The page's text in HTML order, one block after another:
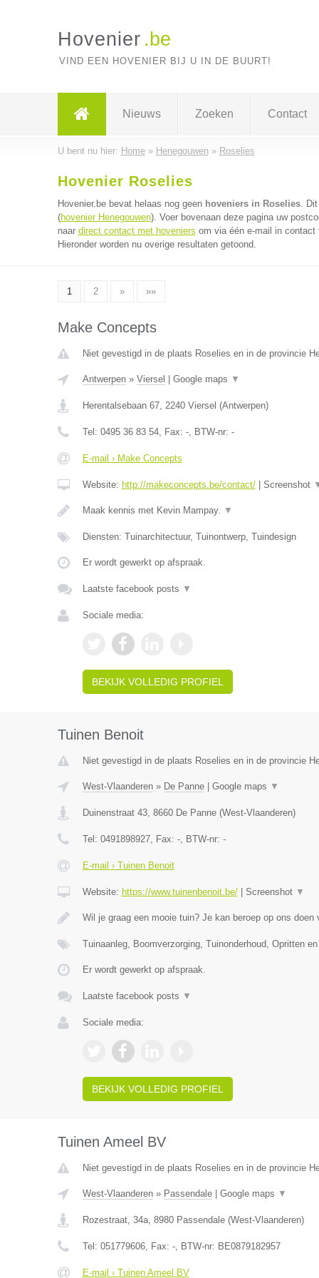
Hovenier .be
VIND EEN HOVENIER BIJ U IN DE BUURT!
Nieuws Zoeken Contact
U bent nu hier: Home» Henegouwen» Roselies
Hovenier Roselies
Hovenier.be bevat helaas nog geen hoveniers in Roselies. Dit
(hovenier Henegouwen). Voer bovenaan deze pagina uw
naar direct contact met hoveniers om via één e-mail in
Hieronder worden nu overige resultaten getoond.
1 2 » »»
Make Concepts
Niet gevestigd in de plaats Roselies en in de provincie
Antwerpen» Viersel Google maps ▼
Herentalsebaan 67, 2240 Viersel (Antwerpen)
Tel: 0495 36 83 54, Fax: -, BTW-nr: -
E-mail › Make Concepts
Website: http://makeconcepts.be/contact/| Screenshot
Maak kennis met Kevin Mampay. ▼
Diensten: Tuinarchitectuur, Tuinontwerp, Tuindesign
Er wordt gewerkt op afspraak.
Laatste facebook posts ▼
Sociale media:
BEKIJK VOLLEDIG PROFIEL
Tuinen Benoit
Niet gevestigd in de plaats Roselies en in de provincie
West-Vlaanderen» De Panne| Google maps ▼
Duinenstraat 43, 8660 De Panne(West-Vlaanderen)
Tel: 0491898927, Fax: -, BTW-nr: -
E-mail › Tuinen Benoit
Website: https://www.tuinenbenoit.be/| Screenshot ▼
Wil je graag een mooie tuin? Je kan beroep op ons doen
Tuinaanleg, Boomverzorging, Tuinonderhoud, Opritten
Er wordt gewerkt op afspraak.
Laatste facebook posts ▼
Sociale media:
BEKIJK VOLLEDIG PROFIEL
Tuinen Ameel BV
Niet gevestigd in de plaats Roselies en in de provincie
West-Vlaanderen» Passendale| Google maps ▼
Rozestraat, 34a, 8980 Passendale(West-Vlaanderen)
Tel: 051779606, Fax: -, BTW-nr: BE0879182957
E-mail › Tuinen Ameel BV